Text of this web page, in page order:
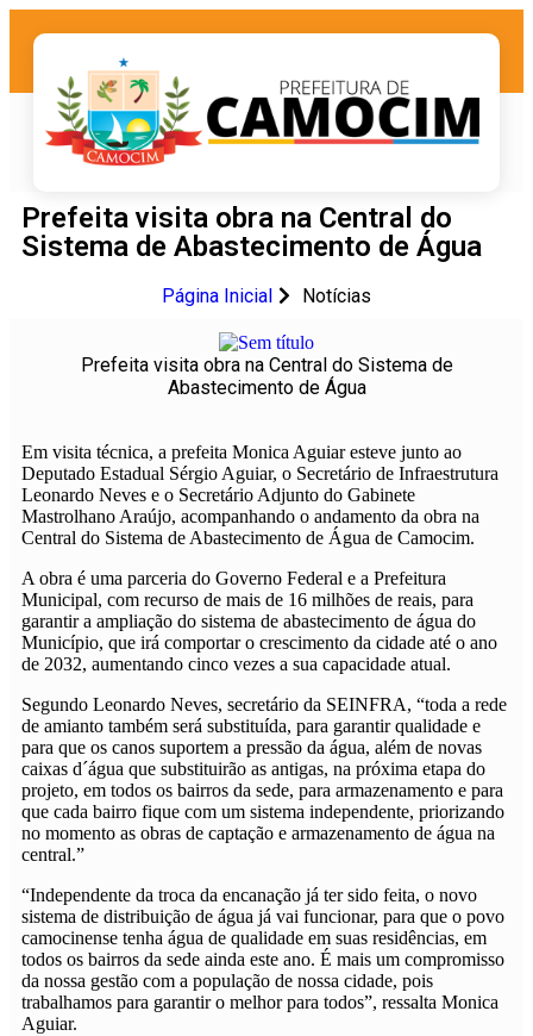
Prefeita visita obra na Central do
Sistema de Abastecimento de Água
Página Inicial Notícias
Prefeita visita obra na Central do Sistema de
Abastecimento de Água
Em visita técnica, a prefeita Monica Aguiar esteve junto ao
Deputado Estadual Sérgio Aguiar, o Secretário de Infraestrutura
Leonardo Neves e o Secretário Adjunto do Gabinete
Mastrolhano Araújo, acompanhando o andamento da obra na
Central do Sistema de Abastecimento de Água de Camocim.
A obra é uma parceria do Governo Federal e a Prefeitura
Municipal, com recurso de mais de 16 milhões de reais, para
garantir a ampliação do sistema de abastecimento de água do
Município, que irá comportar o crescimento da cidade até o ano
de 2032, aumentando cinco vezes a sua capacidade atual.
Segundo Leonardo Neves, secretário da SEINFRA, “toda a rede
de amianto também será substituída, para garantir qualidade e
para que os canos suportem a pressão da água, além de novas
caixas d´água que substituirão as antigas, na próxima etapa do
projeto, em todos os bairros da sede, para armazenamento e para
que cada bairro fique com um sistema independente, priorizando
no momento as obras de captação e armazenamento de água na
central.”
“Independente da troca da encanação já ter sido feita, o novo
sistema de distribuição de água já vai funcionar, para que o povo
camocinense tenha água de qualidade em suas residências, em
todos os bairros da sede ainda este ano. É mais um compromisso
da nossa gestão com a população de nossa cidade, pois
trabalhamos para garantir o melhor para todos”, ressalta Monica
Aguiar.